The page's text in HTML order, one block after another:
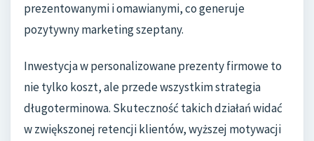
prezentowanymi i omawianymi, co generuje
pozytywny marketing szeptany.
Inwestycja w personalizowane prezenty firmowe to
nie tylko koszt, ale przede wszystkim strategia
długoterminowa. Skuteczność takich działań widać
w zwiększonej retencji klientów, wyższej motywacji